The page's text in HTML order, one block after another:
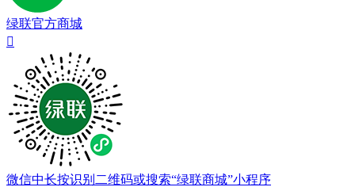
绿联官方商城

微信中长按识别二维码或搜索“绿联商城”小程序